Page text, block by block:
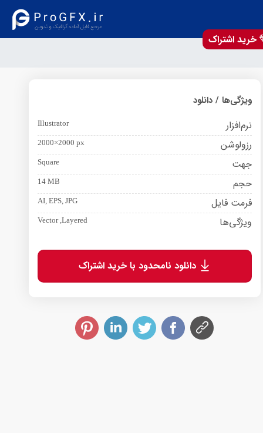
خرید اشتراک
ویژگی‌ها / دانلود
نرم‌افزار Illustrator
رزولوشن 2000×2000 px
جهت Square
حجم 14 MB
فرمت فایل AI, EPS, JPG
ویژگی‌ها Vector ,Layered
دانلود نامحدود با خرید اشتراک